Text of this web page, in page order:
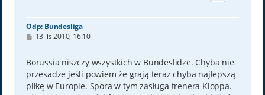
Odp: Bundesliga
P
t
13 lis 2010, 16:10
Borussia niszczy wszystkich w Bundeslidze. Chyba nie
przesadze jeśli powiem że grają teraz chyba najlepszą
piłkę w Europie. Spora w tym zasługa trenera Kloppa.